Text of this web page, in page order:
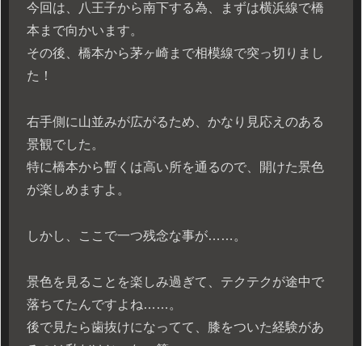
今回は、八王子から南下する為、まずは横浜線で橋
本まで向かいます。
その後、橋本から茅ヶ崎まで相模線で突っ切りまし
た！
右手側に山並みが広がるため、かなり見応えのある
景観でした。
特に橋本から暫くは高い所を通るので、開けた景色
が楽しめますよ。
しかし、ここで一つ残念な事が……。
景色を見ることを楽しみ過ぎて、テクテクが途中で
落ちてたんですよね……。
後で見たら歯抜けになってて、膝をついた経験があ